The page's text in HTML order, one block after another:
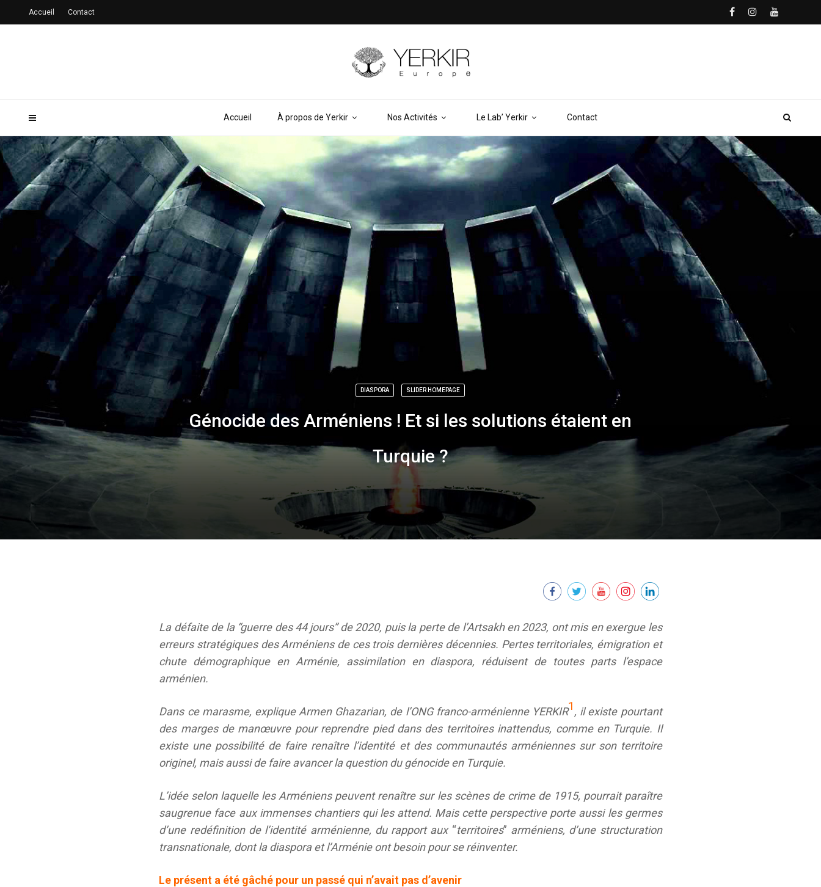
Accueil À propos de Yerkir Nos Activités Le Lab’ Yerkir Contact
Accueil Contact
DIASPORA SLIDER HOMEPAGE
Génocide des Arméniens ! Et si les solutions étaient en
Turquie ?
La défaite de la “guerre des 44 jours” de 2020, puis la perte de l’Artsakh en 2023, ont mis en exergue les
erreurs stratégiques des Arméniens de ces trois dernières décennies. Pertes territoriales, émigration et
chute démographique en Arménie, assimilation en diaspora, réduisent de toutes parts l’espace
arménien.
Dans ce marasme, explique Armen Ghazarian, de l’ONG franco-arménienne YERKIR1, il existe pourtant
des marges de manœuvre pour reprendre pied dans des territoires inattendus, comme en Turquie. Il
existe une possibilité de faire renaître l’identité et des communautés arméniennes sur son territoire
originel, mais aussi de faire avancer la question du génocide en Turquie.
L’idée selon laquelle les Arméniens peuvent renaître sur les scènes de crime de 1915, pourrait paraître
saugrenue face aux immenses chantiers qui les attend. Mais cette perspective porte aussi les germes
d’une redéfinition de l’identité arménienne, du rapport aux “territoires” arméniens, d’une structuration
transnationale, dont la diaspora et l’Arménie ont besoin pour se réinventer.
Le présent a été gâché pour un passé qui n’avait pas d’avenir